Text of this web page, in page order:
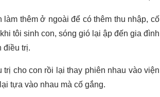
thêm ở ngoài để có thêm thu nhập, cố
tôi sinh con, sóng gió lại ập đến gia đình
điều trị.
cho con rồi lại thay phiên nhau vào viện
tựa vào nhau mà cố gắng.